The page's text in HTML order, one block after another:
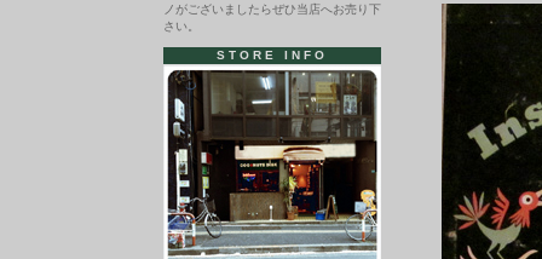
ノがございましたらぜひ当店へお売り下
さい。
STORE INFO